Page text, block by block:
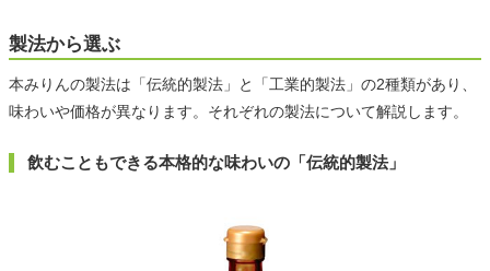
製法から選ぶ
本みりんの製法は「伝統的製法」と「工業的製法」の2種類があり、
味わいや価格が異なります。それぞれの製法について解説します。
飲むこともできる本格的な味わいの「伝統的製法」